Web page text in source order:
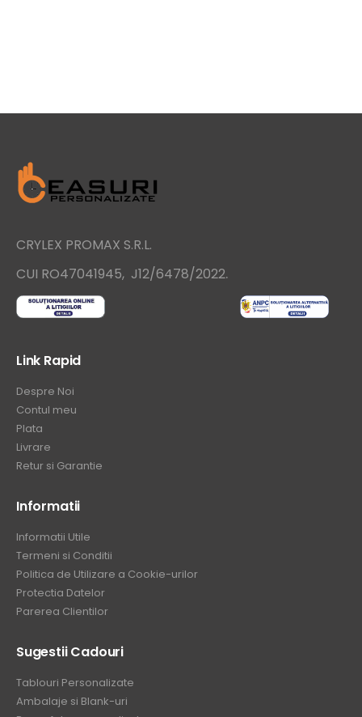
CRYLEX PROMAX S.R.L.
CUI RO47041945, J12/6478/2022.
Link Rapid
Despre Noi
Contul meu
Plata
Livrare
Retur si Garantie
Informatii
Informatii Utile
Termeni si Conditii
Politica de Utilizare a Cookie-urilor
Protectia Datelor
Parerea Clientilor
Sugestii Cadouri
Tablouri Personalizate
Ambalaje si Blank-uri